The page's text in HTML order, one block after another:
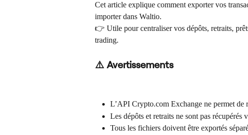
Cet article explique comment exporter vos
importer dans Waltio.
👉 Utile pour centraliser vos dépôts, retraits,
trading.
⚠️ Avertissements
L’API Crypto.com Exchange ne permet de
Les dépôts et retraits ne sont pas récupérés
Tous les fichiers doivent être exportés